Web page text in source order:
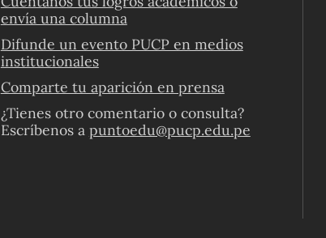
envía una columna
Difunde un evento PUCP en medios
institucionales
Comparte tu aparición en prensa
¿Tienes otro comentario o consulta?
Escríbenos a puntoedu@pucp.edu.pe